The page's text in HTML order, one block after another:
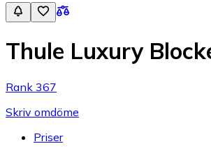
Thule Luxury
Rank 367
Skriv omdöme
Priser